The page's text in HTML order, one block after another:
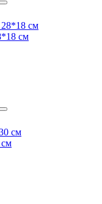
см
см